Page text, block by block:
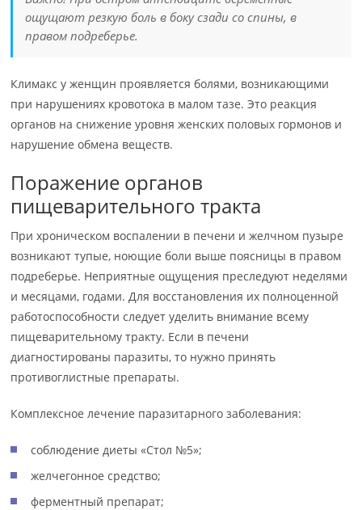
ощущают резкую боль в боку сзади со спины, в
правом подреберье.
Климакс у женщин проявляется болями, возникающими
при нарушениях кровотока в малом тазе. Это реакция
органов на снижение уровня женских половых гормонов и
нарушение обмена веществ.
Поражение органов
пищеварительного тракта
При хроническом воспалении в печени и желчном пузыре
возникают тупые, ноющие боли выше поясницы в правом
подреберье. Неприятные ощущения преследуют неделями
и месяцами, годами. Для восстановления их полноценной
работоспособности следует уделить внимание всему
пищеварительному тракту. Если в печени
диагностированы паразиты, то нужно принять
противоглистные препараты.
Комплексное лечение паразитарного заболевания:
соблюдение диеты «Стол №5»;
желчегонное средство;
ферментный препарат;